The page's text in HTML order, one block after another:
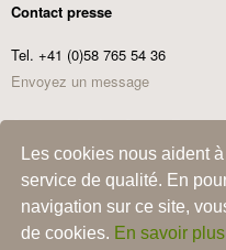
Les cookies nous aident
service de qualité. En
navigation sur ce site,
de cookies. En savoir plus
Contact presse
Tel. +41 (0)58 765 54 36
Envoyez un message
Commander les Centre Ecotox
e-
mailCommander